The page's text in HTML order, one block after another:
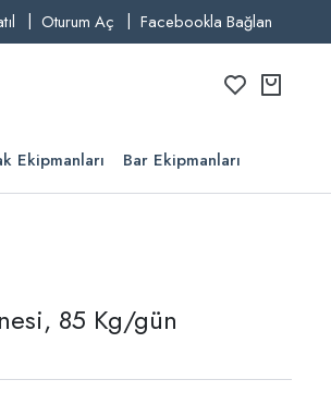
Oturum Aç Facebookla Bağlan
Ekipmanları Bar Ekipmanları
85 Kg/gün